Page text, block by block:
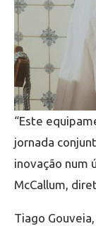
“Este
jornada
inovação num
McCallum,
Tiago